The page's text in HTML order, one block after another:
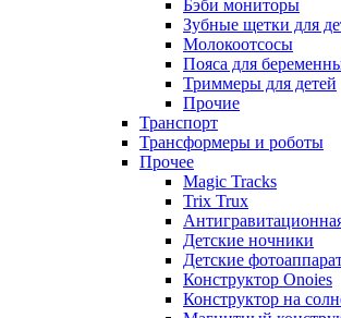
Бэби мониторы
Зубные щетки для
Молокоотсосы
Пояса для
Триммеры для детей
Прочие
Транспорт
Трансформеры и роботы
Прочее
Magic Tracks
Trix Trux
Детские ночники
Детские
Конструктор Onoies
Конструктор на